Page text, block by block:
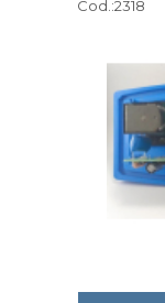
Cod.:2318